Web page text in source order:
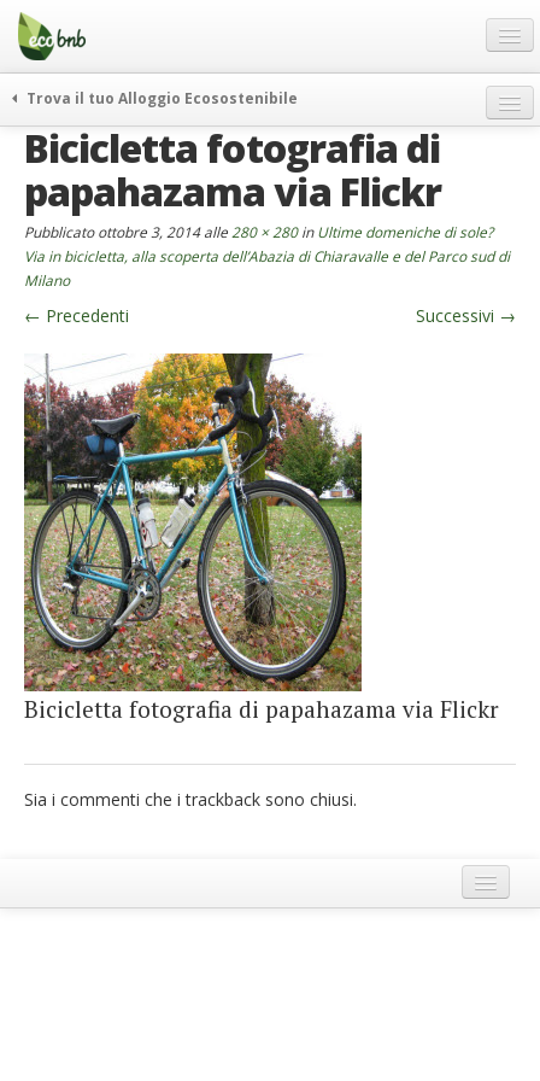
Menu
Salta
contenuto
Offerte Speciali
Regali
FAQ
Chi Siamo
Italiano
German
English
Spanish
French
Italiano
Trova il tuo Alloggio Ecosostenibile
weekend green
curiosità
vivere e viaggiare verde
news ed eventi
ecohotel
rassegna stampa
Bicicletta fotografia di
papahazama via Flickr
Pubblicatoottobre 3, 2014alle 280 × 280inUltime domeniche di sole?
Via in bicicletta, alla scoperta dell’Abazia di Chiaravalle e del Parco sud di
Milano
← Precedenti Successivi →
Bicicletta fotografia di papahazama via Flickr
Sia i commenti che i trackback sono chiusi.